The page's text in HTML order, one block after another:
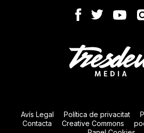
Avís Legal Política de privacitat
Contacta
Creative Commons